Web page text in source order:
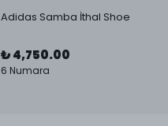
Adidas Samba İthal Shoe
₺ 4,750.00
6 Numara